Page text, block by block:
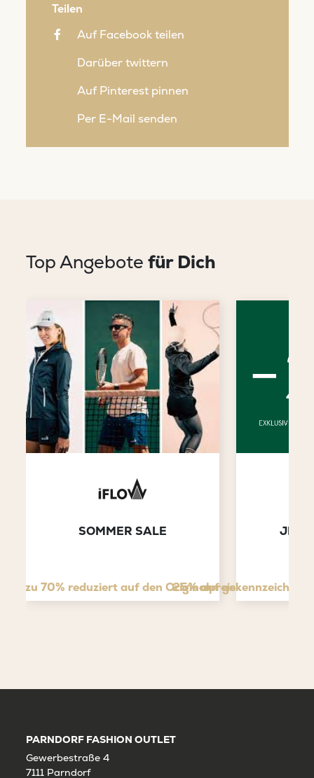
Teilen
Auf Facebook teilen
Darüber twittern
Auf Pinterest pinnen
Per E-Mail senden
Top Angebote für Dich
SOMMER SALE
bis zu 70% reduziert auf den Originalpreis
25% auf
PARNDORF FASHION OUTLET
Gewerbestraße 4
7111 Parndorf